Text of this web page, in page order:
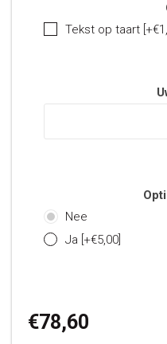
Tekst op taart
Nee
Ja [+€5,00]
€78,60